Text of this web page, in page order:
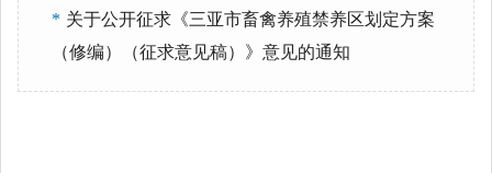
* 关于公开征求《三亚市畜禽养殖禁养区划定方案
（修编）（征求意见稿）》意见的通知